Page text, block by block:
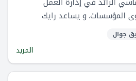
المؤسسات. و يساعد رايك
بفضل جودة- بغض النظر عن
في ظل انتقال العديد من
عن بُعد ، يعد رايك أفضل
وتقديم الكفاءات لفرق العمل
جوال
المزيد